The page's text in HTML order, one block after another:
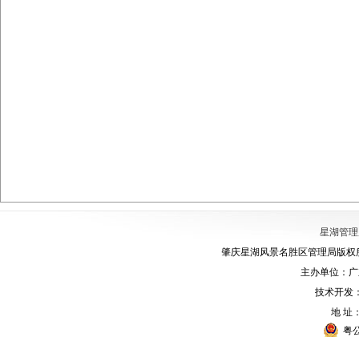
星湖管
肇庆星湖风景名胜区管理局版权
主办单位：
技术开发
地 址
粤